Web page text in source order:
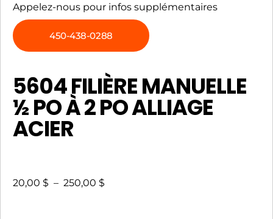
Appelez-nous pour infos supplémentaires
450-438-0288
5604 FILIÈRE MANUELLE
½ PO À 2 PO ALLIAGE
ACIER
20,00 $ – 250,00 $